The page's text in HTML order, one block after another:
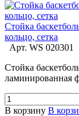
Стойка
кольцо, сетка
Арт. WS 020301
Стойка
ламинированная
В корзину В